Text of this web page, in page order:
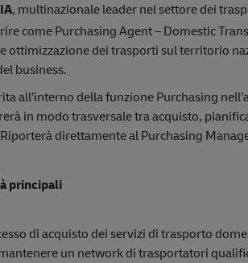
, multinazionale leader nel settore dei
come Purchasing Agent – Domestic
ottimizzazione dei trasporti sul territorio
business.
all’interno della funzione Purchasing
in modo trasversale tra acquisto,
direttamente al Purchasing
principali
di acquisto dei servizi di trasporto
un network di trasportatori